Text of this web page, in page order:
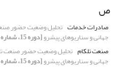
ص
صادرات خدمات تحلیل وضعیت حضور
جهانی و سناریوهای پیشرو[دوره 15، شماره 57، 1404، صفحه 152-183]
صنعت تلکام تحلیل وضعیت حضور صنعت
جهانی و سناریوهای پیشرو[دوره 15، شماره 57، 1404، صفحه 152-183]